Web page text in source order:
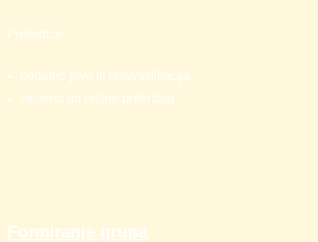
Posledice:
dodatno pivo ili diskvalifikacija
zavisno od težine prekršaja
Formiranje grupa